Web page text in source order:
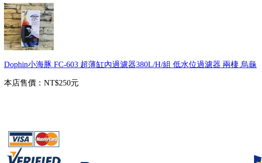
Dophin小海豚 FC-603 超薄缸內過濾器380L/H/組 低水位過濾器 兩棲 烏龜
本店售價： NT$250元